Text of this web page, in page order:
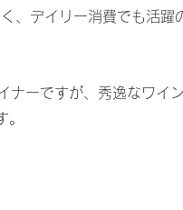
、デイリー消費でも活躍
ーですが、秀逸なワイ
。